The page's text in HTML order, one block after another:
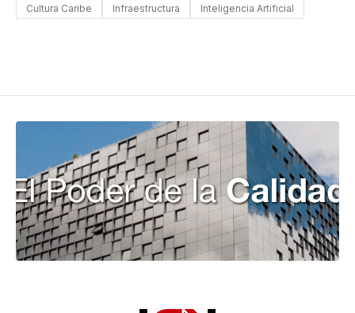
Cultura Caribe
Infraestructura Inteligencia Artificial